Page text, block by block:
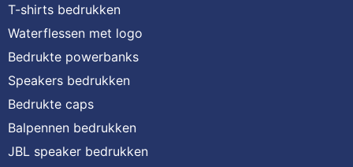
T-shirts bedrukken
Waterflessen met logo
Bedrukte powerbanks
Speakers bedrukken
Bedrukte caps
Balpennen bedrukken
JBL speaker bedrukken